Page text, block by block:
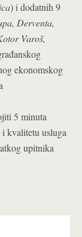
) i dodatnih 9
Derventa,
Varoš,
ekonomskog
5 minuta
i kvalitetu usluga
upitnika